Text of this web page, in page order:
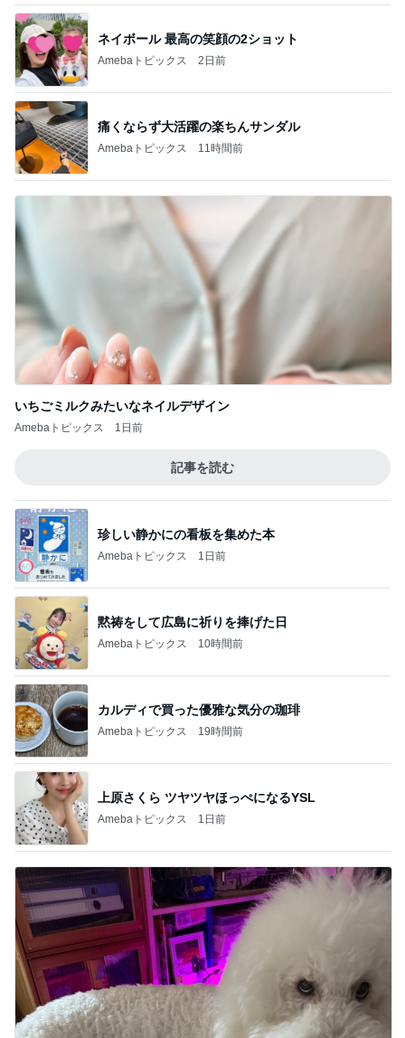
ネイボール 最高の笑顔の2ショット
Amebaトピックス 2日前
痛くならず大活躍の楽ちんサンダル
Amebaトピックス 11時間前
いちごミルクみたいなネイルデザイン
Amebaトピックス 1日前
記事を読む
珍しい静かにの看板を集めた本
Amebaトピックス 1日前
黙祷をして広島に祈りを捧げた日
Amebaトピックス 10時間前
カルディで買った優雅な気分の珈琲
Amebaトピックス 19時間前
上原さくら ツヤツヤほっぺになるYSL
Amebaトピックス 1日前